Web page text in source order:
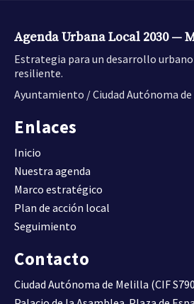
D09
Superficie construida
(m2t/m2s)
D10A
residencial por
suelo (m2t/m2s)
COMPACIDAD RESIDENCIAL
D10B
de superficie
COMPACIDAD RESIDENCIAL
Agenda Urbana Local 2030 —
Estrategia para un desarrollo
resiliente.
Ayuntamiento / Ciudad Autónoma
Enlaces
Inicio
Nuestra agenda
Marco estratégico
Plan de acción local
Seguimiento
Contacto
Ciudad Autónoma de Melilla (CIF